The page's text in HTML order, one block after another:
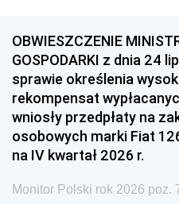
OBWIESZCZENIE
GOSPODARKI z dnia 24
sprawie określenia
rekompensat
wniosły przedpłaty na
osobowych marki Fiat
na IV kwartał 2026 r.
Monitor Polski rok 2026 poz.